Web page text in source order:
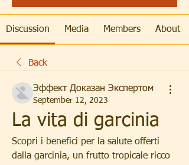
Discussion Media Members About
Back
Эффект Доказан Экспертом
September 12, 2023
La vita di garcinia
Scopri i benefici per la salute offerti
dalla garcinia, un frutto tropicale ricco